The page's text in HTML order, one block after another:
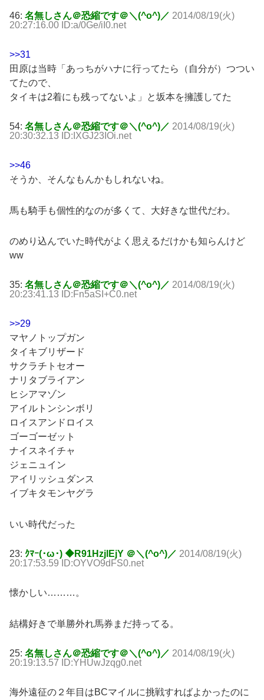
46: 名無しさん＠恐縮です＠＼(^o^)／ 2014/08/19(火)
20:27:16.00 ID:a/0Ge/iI0.net
>>31
田原は当時「あっちがハナに行ってたら（自分が）つつい
てたので、
タイキは2着にも残ってないよ」と坂本を擁護してた
54: 名無しさん＠恐縮です＠＼(^o^)／ 2014/08/19(火)
20:30:32.13 ID:IXGJ23IOi.net
>>46
そうか、そんなもんかもしれないね。
馬も騎手も個性的なのが多くて、大好きな世代だわ。
のめり込んでいた時代がよく思えるだけかも知らんけど
ww
35: 名無しさん＠恐縮です＠＼(^o^)／ 2014/08/19(火)
20:23:41.13 ID:Fn5aSI+C0.net
>>29
マヤノトップガン
タイキブリザード
サクラチトセオー
ナリタブライアン
ヒシアマゾン
アイルトンシンボリ
ロイスアンドロイス
ゴーゴーゼット
ナイスネイチャ
ジェニュイン
アイリッシュダンス
イブキタモンヤグラ
いい時代だった
23: ｸﾏｰ(･ω･) ◆R91HzjlEjY ＠＼(^o^)／ 2014/08/19(火)
20:17:53.59 ID:OYVO9dFS0.net
懐かしい………。
結構好きで単勝外れ馬券まだ持ってる。
25: 名無しさん＠恐縮です＠＼(^o^)／ 2014/08/19(火)
20:19:13.57 ID:YHUwJzqg0.net
海外遠征の２年目はBCマイルに挑戦すればよかったのに